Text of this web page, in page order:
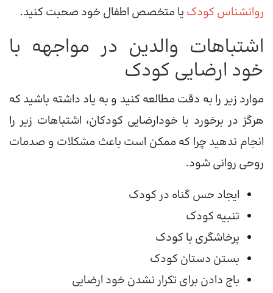
روانشناس کودک یا متخصص اطفال خود صحبت کنید.
اشتباهات والدین در مواجهه با
خود ارضایی کودک
موارد زیر را به دقت مطالعه کنید و به یاد داشته باشید که
هرگز در برخورد با خودارضایی کودکان، اشتباهات زیر را
انجام ندهید چرا که ممکن است باعث مشکلات و صدمات
روحی روانی شود.
ایجاد حس گناه در کودک
تنبیه کودک
پرخاشگری با کودک
بستن دستان کودک
باج دادن برای تکرار نشدن خود ارضایی